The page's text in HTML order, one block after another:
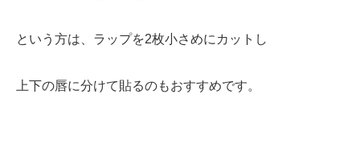
という方は、ラップを2枚小さめにカットし
上下の唇に分けて貼るのもおすすめです。